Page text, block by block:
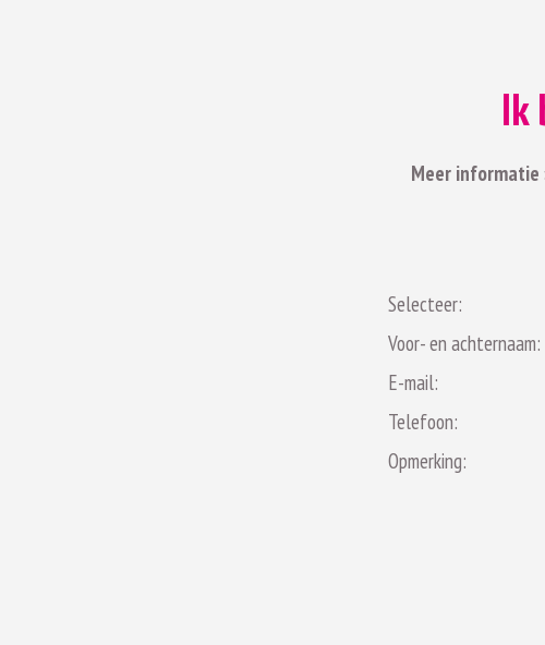
Ik
Meer informatie
Selecteer:
Voor- en achternaam:
E-mail:
Telefoon:
Opmerking: